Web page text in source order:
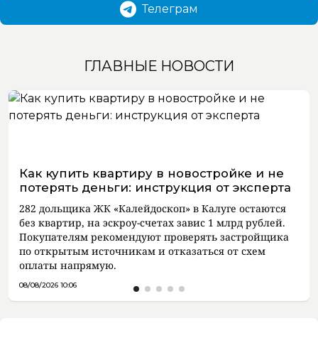
Телеграм
ГЛАВНЫЕ НОВОСТИ
Как купить квартиру в новостройке и не
потерять деньги: инструкция от эксперта
282 дольщика ЖК «Калейдоскоп» в Калуге остаются
без квартир, на эскроу-счетах завис 1 млрд рублей.
Покупателям рекомендуют проверять застройщика
по открытым источникам и отказаться от схем
оплаты напрямую.
08/08/2026 10:06